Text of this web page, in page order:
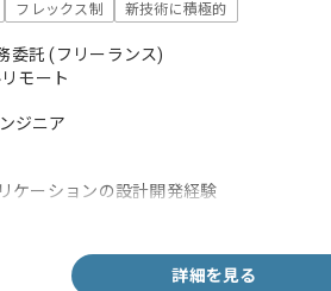
フレックス制 新技術に積極的
委託(フリーランス)
モート
ジニア
ケーションの設計開発経験
詳細を見る